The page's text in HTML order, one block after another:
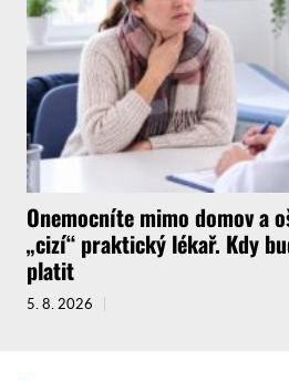
Onemocníte mimo domov a
„cizí“ praktický lékař. Kdy
platit
5. 8. 2026